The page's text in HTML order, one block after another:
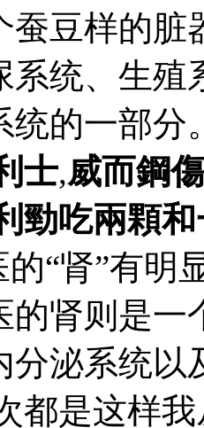
蚕豆样的
系统、生殖
统的一部分
士,威而鋼
勁吃兩顆
的“肾”有
的肾则是
分泌系统以
都是这样